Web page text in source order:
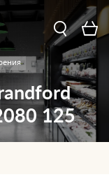
125